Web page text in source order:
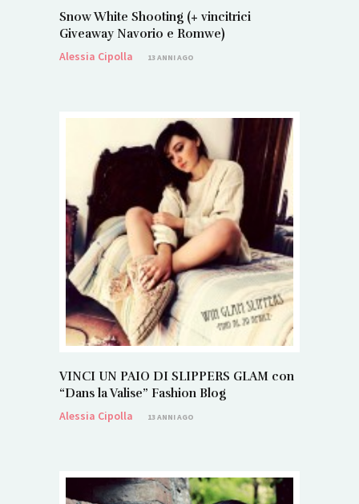
Snow White Shooting (+ vincitrici
Giveaway Navorio e Romwe)
Alessia Cipolla
13 ANNI AGO
VINCI UN PAIO DI SLIPPERS GLAM con
“Dans la Valise” Fashion Blog
Alessia Cipolla
13 ANNI AGO